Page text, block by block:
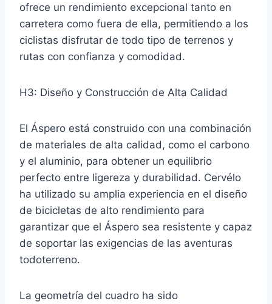
ofrece un rendimiento excepcional tanto en
carretera como fuera de ella, permitiendo a los
ciclistas disfrutar de todo tipo de terrenos y
rutas con confianza y comodidad.
H3: Diseño y Construcción de Alta Calidad
El Áspero está construido con una combinación
de materiales de alta calidad, como el carbono
y el aluminio, para obtener un equilibrio
perfecto entre ligereza y durabilidad. Cervélo
ha utilizado su amplia experiencia en el diseño
de bicicletas de alto rendimiento para
garantizar que el Áspero sea resistente y capaz
de soportar las exigencias de las aventuras
todoterreno.
La geometría del cuadro ha sido